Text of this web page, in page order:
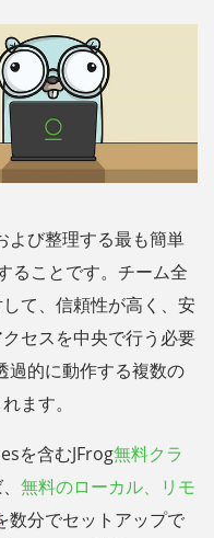
よび整理する最も簡単
ることです。チーム全
て、信頼性が高く、安
セスを中央で行う必要
過的に動作する複数の
ます。
を含むJFrog無料クラ
無料のローカル、リモ
数分でセットアップで